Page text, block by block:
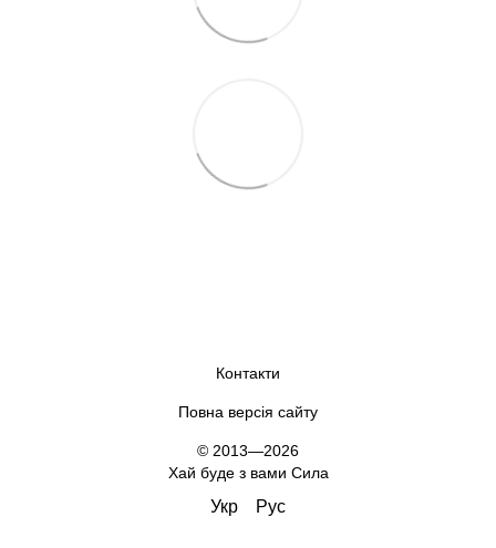
Контакти
Повна версія сайту
© 2013—2026
Хай буде з вами Сила
Укр Рус